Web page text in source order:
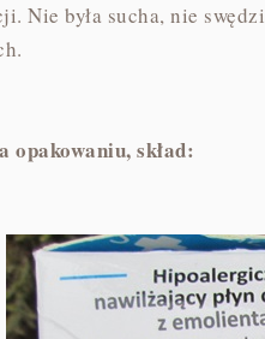
Nie była sucha, nie
opakowaniu, skład: